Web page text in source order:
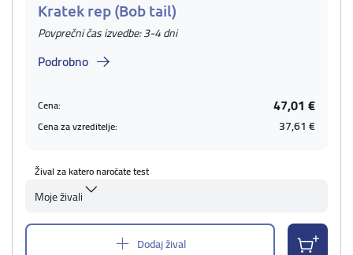
Kratek rep (Bob tail)
Povprečni čas izvedbe: 3-4 dni
Podrobno
Cena: 47,01 €
Cena za vzreditelje: 37,61 €
Žival za katero naročate test
Moje živali
Dodaj žival